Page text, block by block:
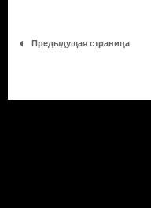
Предыдущая страница